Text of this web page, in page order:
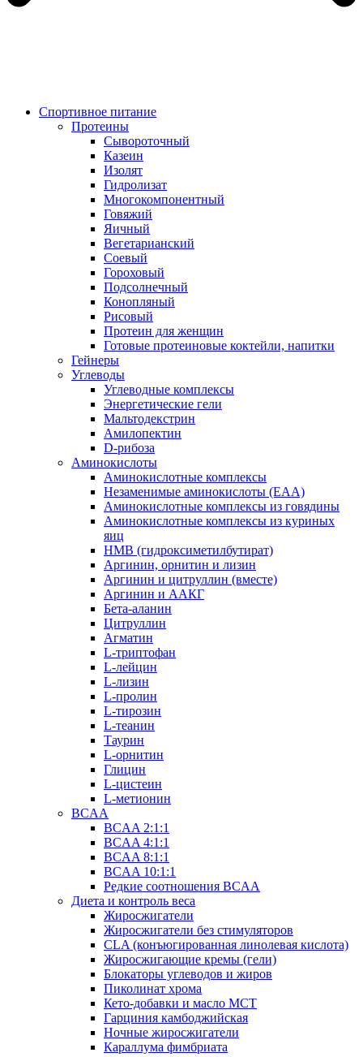
Спортивное питание
Протеины
Сывороточный
Казеин
Изолят
Гидролизат
Многокомпонентный
Говяжий
Яичный
Вегетарианский
Соевый
Гороховый
Подсолнечный
Конопляный
Рисовый
Протеин для женщин
Готовые протеиновые коктейли, напитки
Гейнеры
Углеводы
Углеводные комплексы
Энергетические гели
Мальтодекстрин
Амилопектин
D-рибоза
Аминокислоты
Аминокислотные комплексы
Незаменимые аминокислоты (EAA)
Аминокислотные комплексы из говядины
Аминокислотные комплексы из куриных
яиц
HMB (гидроксиметилбутират)
Аргинин, орнитин и лизин
Аргинин и цитруллин (вместе)
Аргинин и ААКГ
Бета-аланин
Цитруллин
Агматин
L-триптофан
L-лейцин
L-лизин
L-пролин
L-тирозин
L-теанин
Таурин
L-орнитин
Глицин
L-цистеин
L-метионин
BCAA
BCAA 2:1:1
BCAA 4:1:1
BCAA 8:1:1
BCAA 10:1:1
Редкие соотношения BCAA
Диета и контроль веса
Жиросжигатели
Жиросжигатели без стимуляторов
CLA (конъюгированная линолевая кислота)
Жиросжигающие кремы (гели)
Блокаторы углеводов и жиров
Пиколинат хрома
Кето-добавки и масло МСТ
Гарциния камбоджийская
Ночные жиросжигатели
Караллума фимбриата